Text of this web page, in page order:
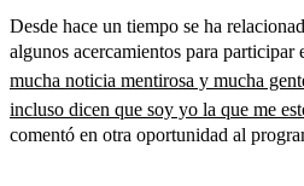
Desde hace un tiempo se ha
algunos acercamientos para participar
mucha noticia mentirosa y mucha
incluso dicen que soy yo la que me
comentó en otra oportunidad al